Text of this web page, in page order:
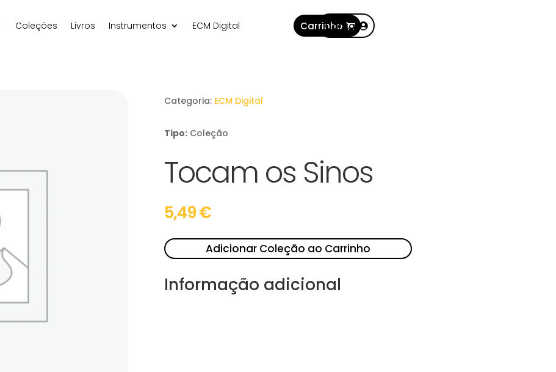
Coleções Livros Instrumentos ECM Digital Carrinho
Conta
Categoria: ECM Digital
Tipo: Coleção
Tocam os Sinos
5,49€
Adicionar Coleção ao Carrinho
Informação adicional